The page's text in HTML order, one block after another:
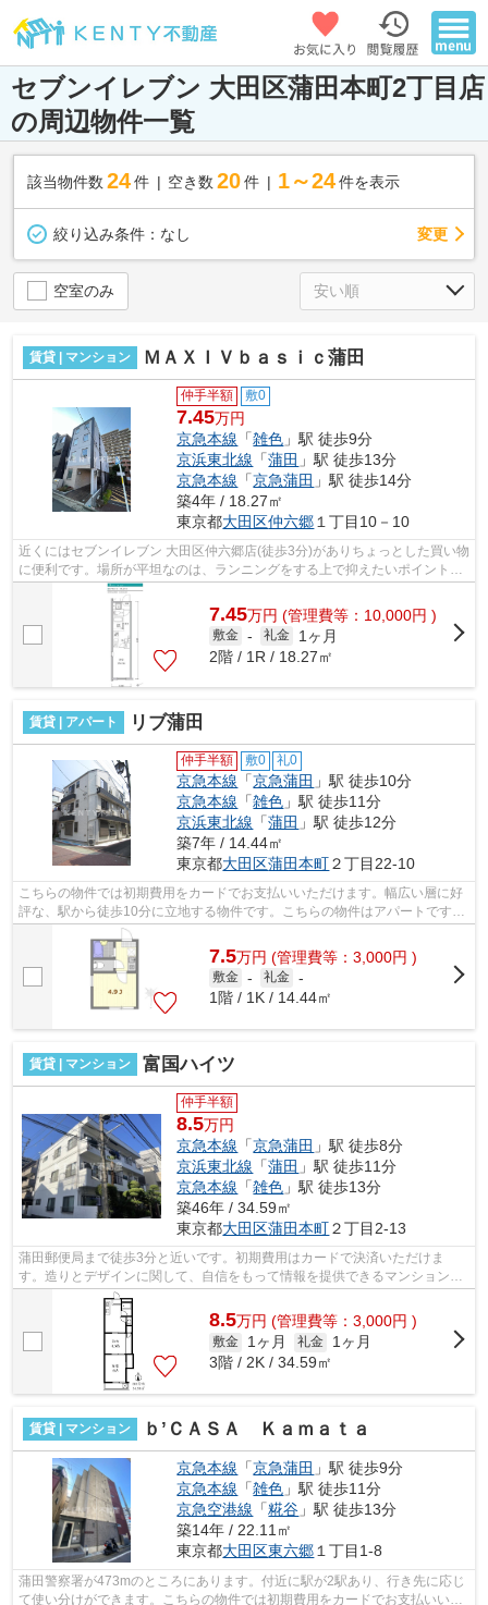
セブンイレブン 大田区蒲田本町2丁目店
の周辺物件一覧
該当物件数 24件 空き数 20 件 1～24 件を表示
絞り込み条件： なし 変更
空室のみ
賃貸 | マンション ＭＡＸＩＶｂａｓｉｃ蒲田
仲手半額 敷0
7.45万円
京急本線 「雑色 」駅 徒歩9分
京浜東北線 「蒲田 」駅 徒歩13分
京急本線 「京急蒲田 」駅 徒歩14分
築4年 / 18.27㎡
東京都大田区仲六郷１丁目10－10
近くにはセブンイレブン 大田区仲六郷店(徒歩3分)がありちょっとした買い物
に便利です。場所が平坦なのは、ランニングをする上で抑えたいポイントで
すね。付近にある2つの駅は、用途や...
7.45万円 (管理費等：10,000円 )
敷金 - 礼金
1ヶ月
2階 / 1R / 18.27㎡
賃貸 | アパート リブ蒲田
仲手半額 敷0 礼0
京急本線 「京急蒲田 」駅 徒歩10分
京急本線 「雑色 」駅 徒歩11分
京浜東北線 「蒲田 」駅 徒歩12分
築7年 / 14.44㎡
東京都大田区蒲田本町２丁目22-10
こちらの物件では初期費用をカードでお支払いいただけます。幅広い層に好
評な、駅から徒歩10分に立地する物件です。こちらの物件はアパートです。
夏場は特に涼しい通風良好な環境の良...
7.5万円 (管理費等：3,000円 )
敷金 - 礼金 -
1階 / 1K / 14.44㎡
賃貸 | マンション 富国ハイツ
仲手半額
8.5万円
京急本線 「京急蒲田 」駅 徒歩8分
京浜東北線 「蒲田 」駅 徒歩11分
京急本線 「雑色 」駅 徒歩13分
築46年 / 34.59㎡
東京都大田区蒲田本町２丁目2-13
蒲田郵便局まで徒歩3分と近いです。初期費用はカードで決済いただけま
す。造りとデザインに関して、自信をもって情報を提供できるマンションで
す。駅から徒歩8分の物件で、アクセス良...
8.5万円 (管理費等：3,000円 )
敷金 1ヶ月 礼金
1ヶ月
3階 / 2K / 34.59㎡
賃貸 | マンション ｂ’ＣＡＳＡ Ｋａｍａｔａ
京急本線 「京急蒲田 」駅 徒歩9分
京急本線 「雑色 」駅 徒歩11分
京急空港線 「糀谷 」駅 徒歩13分
築14年 / 22.11㎡
東京都大田区東六郷１丁目1-8
蒲田警察署が473mのところにあります。付近に駅が2駅あり、行き先に応じ
て使い分けができます。こちらの物件では初期費用をカードでお支払いいた